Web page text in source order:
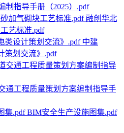
制指导手册（2025）.pdf
融创华北
艺标准.pdf
中建
策划交流》.pdf
通工程质量策划方案编制指导手
BIM安全生产设施图集.pdf